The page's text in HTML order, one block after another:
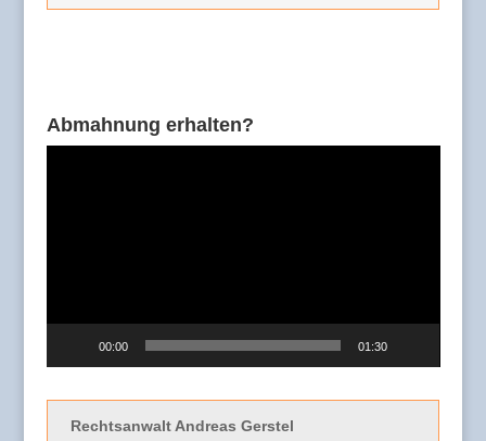
Abmahnung erhalten?
00:00 01:30
Rechtsanwalt Andreas Gerstel